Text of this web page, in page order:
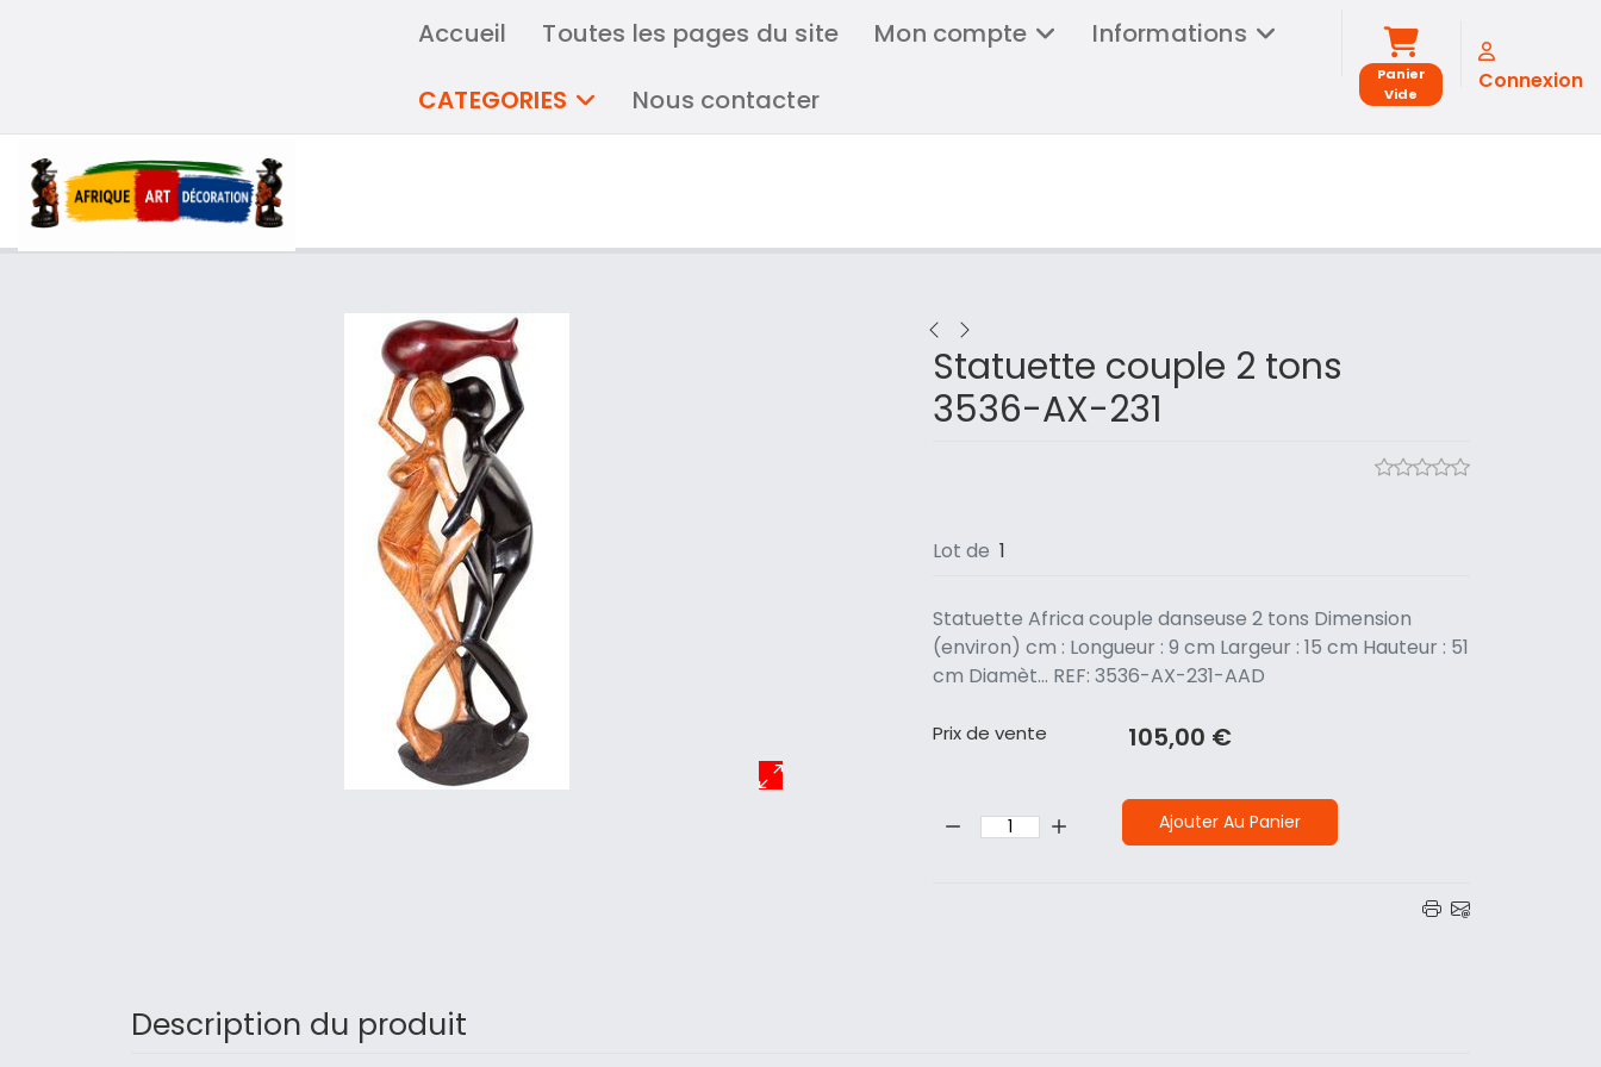
Accueil Toutes les pages du site Mon compte
Informations
CATEGORIES
Nous contacter
Panier
Vide
Connexion
Statuette couple 2 tons
3536-AX-231
Lot de 1
Statuette Africa couple danseuse 2 tons Dimension
(environ) cm : Longueur : 9 cm Largeur : 15 cm Hauteur : 51
cm Diamèt... REF: 3536-AX-231-AAD
Prix ​​de vente 105,00 €
Quantité: Ajouter Au Panier
Description du produit